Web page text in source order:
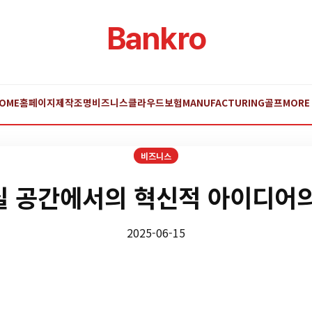
Bankro
홈페이지제작조명비즈니스클라우드보험MANUFACTURING골프MORE
비즈니스
공간에서의 혁신적 아이디어
2025-06-15